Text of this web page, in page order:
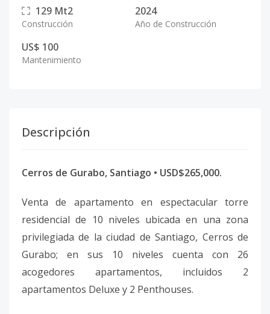
129 Mt2
Construcción
2024
Año de Construcción
US$ 100
Mantenimiento
Descripción
Cerros de Gurabo, Santiago • USD$265,000.
Venta de apartamento en espectacular torre
residencial de 10 niveles ubicada en una zona
privilegiada de la ciudad de Santiago, Cerros de
Gurabo; en sus 10 niveles cuenta con 26
acogedores apartamentos, incluidos 2
apartamentos Deluxe y 2 Penthouses.